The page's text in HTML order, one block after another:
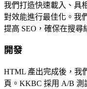
我們打造快速載入、具
對效能進行最佳化。我
提高 SEO，確保在搜尋
開發
HTML 產出完成後，我
頁。KKBC 採用 A/B